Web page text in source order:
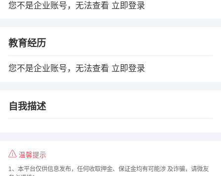
您不是企业账号，无法查看 立即登录
教育经历
您不是企业账号，无法查看 立即登录
自我描述
温馨提示
1、本平台仅供信息发布，任何收取押金、保证金均有可能涉 及诈骗，请微友